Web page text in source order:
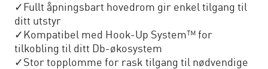
✓Fullt åpningsbart hovedrom gir enkel tilgang til
ditt utstyr
✓Kompatibel med Hook-Up System™ for
tilkobling til ditt Db-økosystem
✓Stor topplomme for rask tilgang til nødvendige